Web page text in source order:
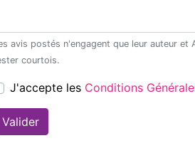
postés n'engagent que leur auteur et Ardèche Découverte ne saurait être tenu pour responsable en cas de litige. Merci de
rester courtois.
J'accepte les Conditions